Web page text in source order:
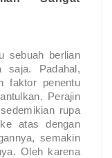
sebuah berlian
saja. Padahal,
faktor penentu
Perajin
rupa
atas dengan
semakin
Oleh karena